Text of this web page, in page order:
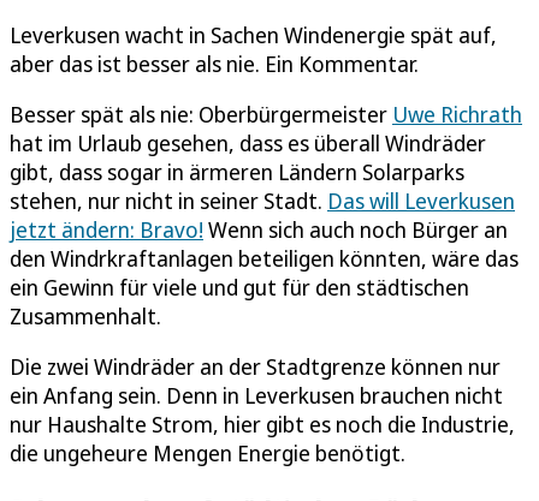
Leverkusen wacht in Sachen Windenergie spät auf,
aber das ist besser als nie. Ein Kommentar.
Besser spät als nie: Oberbürgermeister Uwe Richrath
hat im Urlaub gesehen, dass es überall Windräder
gibt, dass sogar in ärmeren Ländern Solarparks
stehen, nur nicht in seiner Stadt. Das will Leverkusen
jetzt ändern: Bravo! Wenn sich auch noch Bürger an
den Windrkraftanlagen beteiligen könnten, wäre das
ein Gewinn für viele und gut für den städtischen
Zusammenhalt.
Die zwei Windräder an der Stadtgrenze können nur
ein Anfang sein. Denn in Leverkusen brauchen nicht
nur Haushalte Strom, hier gibt es noch die Industrie,
die ungeheure Mengen Energie benötigt.